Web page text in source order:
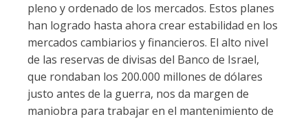
pleno y ordenado de los mercados. Estos planes
han logrado hasta ahora crear estabilidad en los
mercados cambiarios y financieros. El alto nivel
de las reservas de divisas del Banco de Israel,
que rondaban los 200.000 millones de dólares
justo antes de la guerra, nos da margen de
maniobra para trabajar en el mantenimiento de